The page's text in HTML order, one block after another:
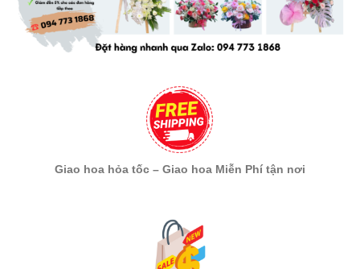
Giao hoa hỏa tốc – Giao hoa Miễn Phí tận nơi